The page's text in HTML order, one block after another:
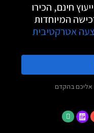
חינם, הכירו
המיוחדות
אטרקטיבית
אליכם בהקדם